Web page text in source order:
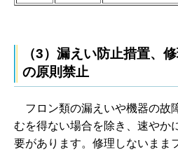
（3）漏えい防止措置、
の原則禁止
フ ロン類の漏えいや機器の故
むを得ない場合を除き、速やか
要があります。修理しないまま